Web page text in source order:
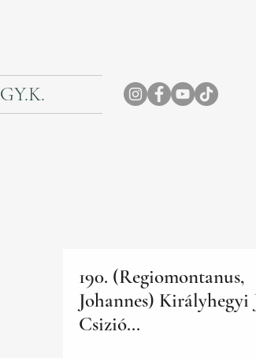
GY.K.
190. (Regiomontanus,
Johannes) Királyhegyi
Csizió...